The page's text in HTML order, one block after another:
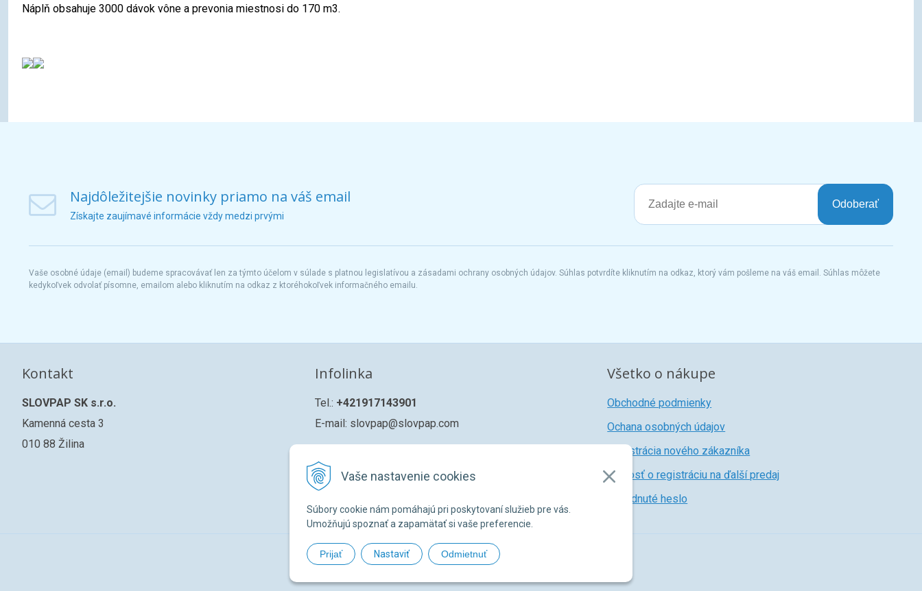
Vaše nastavenie cookies
Súbory cookie nám pomáhajú pri poskytovaní služieb pre vás.
Umožňujú spoznať a zapamätať si vaše preferencie.
Prijať Nastaviť Odmietnuť
Náplň obsahuje 3000 dávok vône a prevonia miestnosi do 170 m3.
Najdôležitejšie novinky priamo na váš email
Získajte zaujímavé informácie vždy medzi prvými
Odoberať
Vaše osobné údaje (email) budeme spracovávať len za týmto účelom v súlade s platnou legislatívou a zásadami ochrany osobných údajov. Súhlas potvrdíte kliknutím na odkaz, ktorý vám pošleme na váš email. Súhlas môžete
kedykoľvek odvolať písomne, emailom alebo kliknutím na odkaz z ktoréhokoľvek informačného emailu.
Kontakt
SLOVPAP SK s.r.o.
Kamenná cesta 3
010 88 Žilina
Infolinka
Tel.: +421917143901
E-mail: slovpap@slovpap.com
Všetko o nákupe
Obchodné podmienky
Ochana osobných údajov
Registrácia nového zákazníka
Žiadosť o registráciu na ďalší predaj
Zabudnuté heslo
© 2026 SLOVPAP SK •NextShop&e-shop Pohoda Connector